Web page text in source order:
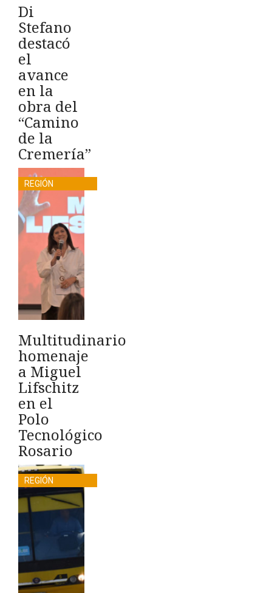
Di
Stefano
destacó
el
avance
en la
obra del
“Camino
de la
Cremería”
Multitudinario
homenaje
a Miguel
Lifschitz
en el
Polo
Tecnológico
Rosario
REGIÓN
REGIÓN